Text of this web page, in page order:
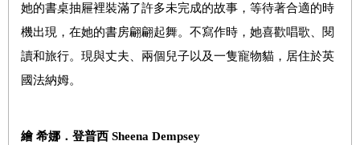
她的書桌抽屜裡裝滿了許多未完成的故事，等待著合適的時
機出現，在她的書房翩翩起舞。不寫作時，她喜歡唱歌、閱
讀和旅行。現與丈夫、兩個兒子以及一隻寵物貓，居住於英
國法納姆。
繪 希娜．登普西 Sheena Dempsey